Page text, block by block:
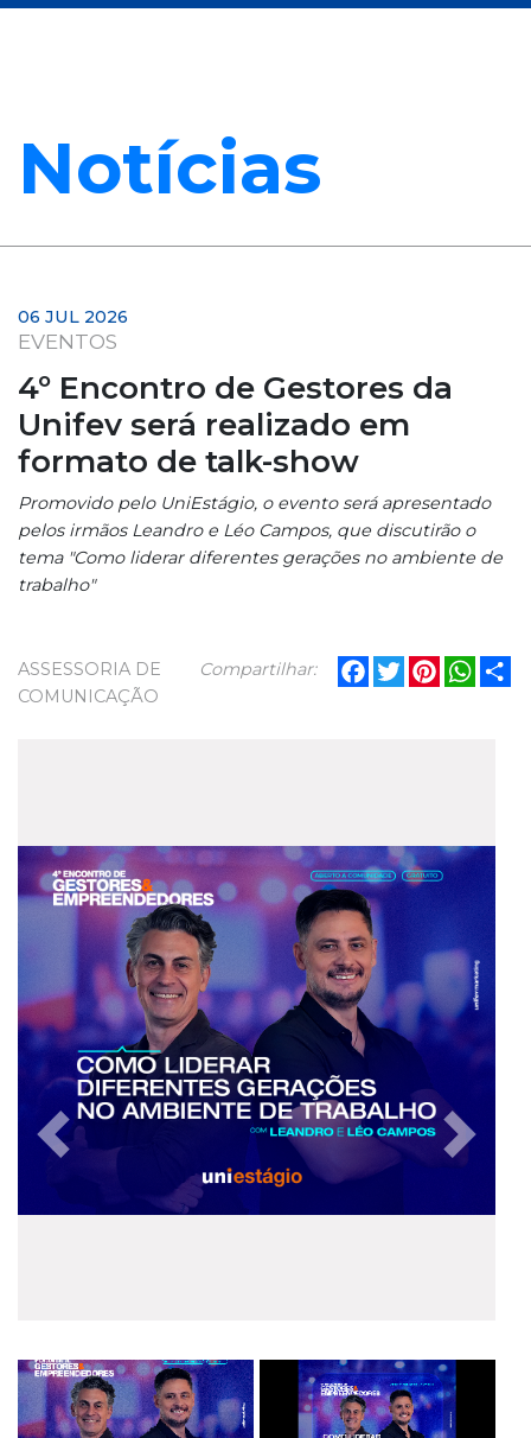
Notícias
06 JUL 2026
EVENTOS
4º Encontro de Gestores da
Unifev será realizado em
formato de talk-show
Promovido pelo UniEstágio, o evento será apresentado
pelos irmãos Leandro e Léo Campos, que discutirão o
tema "Como liderar diferentes gerações no ambiente de
trabalho"
Compartilhar: Facebook
TwitterPinterest
ASSESSORIA DE
COMUNICAÇÃO
Anterior Próxima